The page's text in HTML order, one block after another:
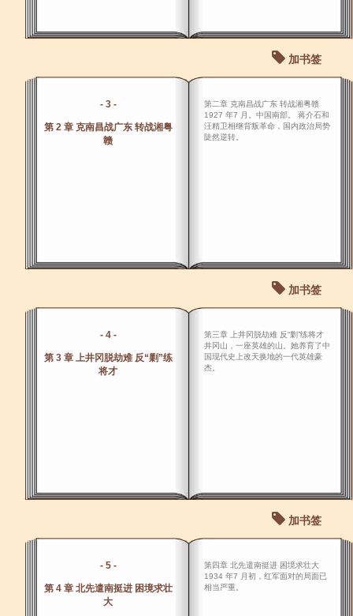
加书签
- 3 -
第 2 章 克南昌战广东 转战湘粤
赣
第二章 克南昌战广东 转战湘粤赣
1927 年7 月。中国南部。 蒋介石和
汪精卫相继背叛革命，国内政治局势
陡然逆转。
加书签
- 4 -
第 3 章 上井冈脱劫难 反“剿”练
将才
第三章 上井冈脱劫难 反“剿”练将才
井冈山，一座英雄的山。她养育了中
国现代史上改天换地的一代英雄豪
杰。
加书签
- 5 -
第 4 章 北先遣南挺进 困境求壮
大
第四章 北先遣南挺进 困境求壮大
1934 年7 月初，红军面对的局面已
相当严重。